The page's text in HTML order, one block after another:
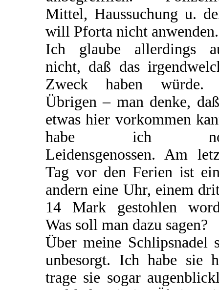
Mittel, Haussuchung u.
will Pforta nicht anwenden.
Ich glaube allerdings
nicht, daß das
Zweck haben würde.
Übrigen – man denke,
etwas hier vorkommen
habe ich
Leidensgenossen. Am
Tag vor den Ferien ist
andern eine Uhr, einem
14 Mark gestohlen
Was soll man dazu sagen?
Über meine Schlipsnadel
unbesorgt. Ich habe sie
trage sie sogar